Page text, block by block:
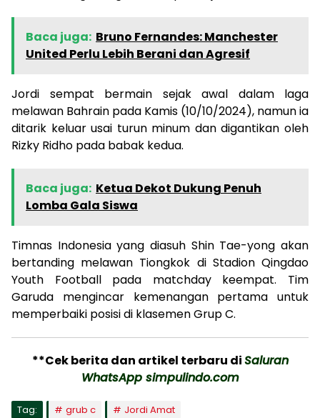
Baca juga: Bruno Fernandes: Manchester
United Perlu Lebih Berani dan Agresif
Jordi sempat bermain sejak awal dalam laga
melawan Bahrain pada Kamis (10/10/2024), namun ia
ditarik keluar usai turun minum dan digantikan oleh
Rizky Ridho pada babak kedua.
Baca juga: Ketua Dekot Dukung Penuh
Lomba Gala Siswa
Timnas Indonesia yang diasuh Shin Tae-yong akan
bertanding melawan Tiongkok di Stadion Qingdao
Youth Football pada matchday keempat. Tim
Garuda mengincar kemenangan pertama untuk
memperbaiki posisi di klasemen Grup C.
**Cek berita dan artikel terbaru diSaluran
WhatsApp simpulindo.com
Tag: grub c
Jordi Amat